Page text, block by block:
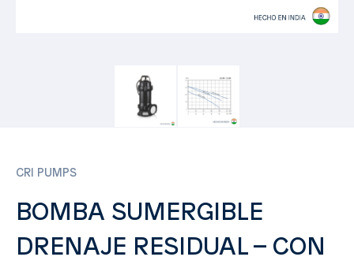
CRI PUMPS
BOMBA SUMERGIBLE
DRENAJE RESIDUAL – CON